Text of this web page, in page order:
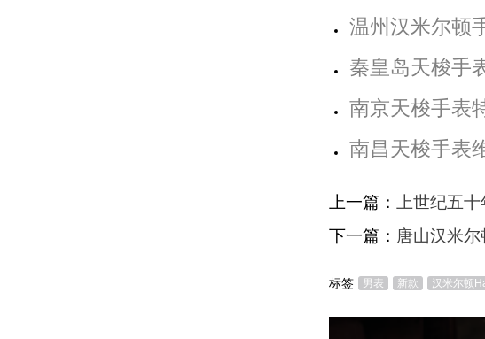
温州汉米尔顿
秦皇岛天梭手
南京天梭手表
南昌天梭手表
上一篇：
上世纪五
下一篇： 唐山汉米
标签 男表 新款 汉米尔顿